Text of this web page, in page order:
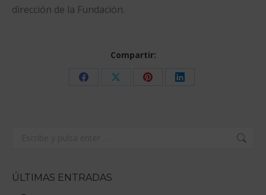
dirección de la Fundación.
Compartir:
Share
Share
Share
Share
ÚLTIMAS ENTRADAS